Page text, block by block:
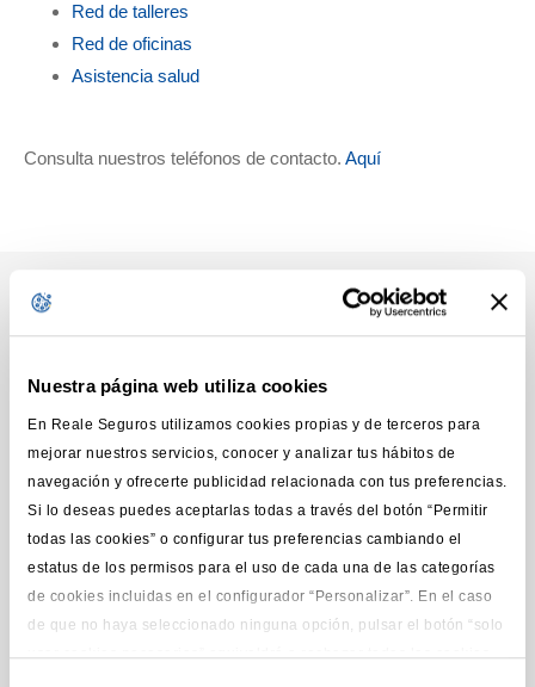
Nuestra página web utiliza cookies
En Reale Seguros utilizamos cookies propias y de terceros para
mejorar nuestros servicios, conocer y analizar tus hábitos de
navegación y ofrecerte publicidad relacionada con tus preferencias.
Si lo deseas puedes aceptarlas todas a través del botón “Permitir
todas las cookies” o configurar tus preferencias cambiando el
estatus de los permisos para el uso de cada una de las categorías
de cookies incluidas en el configurador “Personalizar”. En el caso
de que no haya seleccionado ninguna opción, pulsar el botón “solo
Red de talleres
Red de oficinas
Asistencia salud
Consulta nuestros teléfonos de contacto. Aquí
Te puede interesar
ÉTICA Y TRANSPARENCIA
Código ético